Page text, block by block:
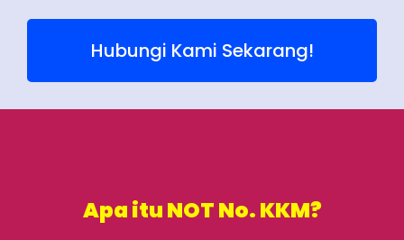
Hubungi Kami Sekarang!
Apa itu NOT No. KKM?